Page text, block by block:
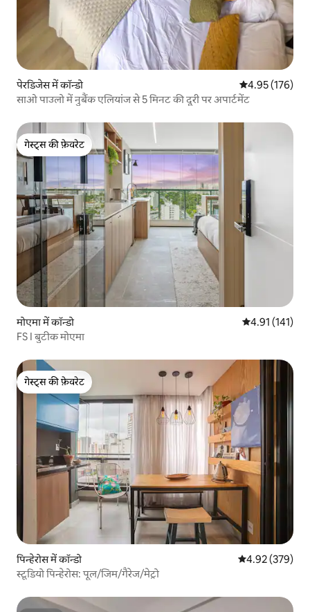
पेरडिजेस में कॉन्डो औसत रेटिंग 5 में से
4.95 (176)
साओ पाउलो में नुबैंक एलियांज से 5 मिनट की दूरी पर अपार्टमेंट
गेस्ट्स की फ़ेवरेट
गेस्ट्स की फ़ेवरेट
मोएमा में कॉन्डो औसत रेटिंग 5 में से
4.91 (141)
FS I बुटीक मोएमा
गेस्ट्स की फ़ेवरेट
गेस्ट्स की फ़ेवरेट
पिन्हेरोस में कॉन्डो औसत रेटिंग 5 में से
4.92 (379)
स्टूडियो पिन्हेरोस: पूल/जिम/गैरेज/मेट्रो